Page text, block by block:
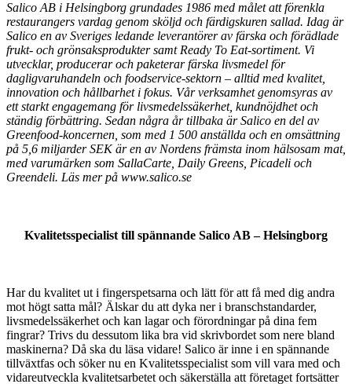
Salico AB i Helsingborg grundades 1986 med målet att förenkla
restaurangers vardag genom sköljd och färdigskuren sallad. Idag är
Salico en av Sveriges ledande leverantörer av färska och förädlade
frukt- och grönsaksprodukter samt Ready To Eat-sortiment. Vi
utvecklar, producerar och paketerar färska livsmedel för
dagligvaruhandeln och foodservice-sektorn – alltid med kvalitet,
innovation och hållbarhet i fokus. Vår verksamhet genomsyras av
ett starkt engagemang för livsmedelssäkerhet, kundnöjdhet och
ständig förbättring. Sedan några år tillbaka är Salico en del av
Greenfood-koncernen, som med 1 500 anställda och en omsättning
på 5,6 miljarder SEK är en av Nordens främsta inom hälsosam mat,
med varumärken som SallaCarte, Daily Greens, Picadeli och
Greendeli. Läs mer på www.salico.se
Kvalitetsspecialist till spännande Salico AB – Helsingborg
Har du kvalitet ut i fingerspetsarna och lätt för att få med dig andra
mot högt satta mål? Älskar du att dyka ner i branschstandarder,
livsmedelssäkerhet och kan lagar och förordningar på dina fem
fingrar? Trivs du dessutom lika bra vid skrivbordet som nere bland
maskinerna? Då ska du läsa vidare! Salico är inne i en spännande
tillväxtfas och söker nu en Kvalitetsspecialist som vill vara med och
vidareutveckla kvalitetsarbetet och säkerställa att företaget fortsätter